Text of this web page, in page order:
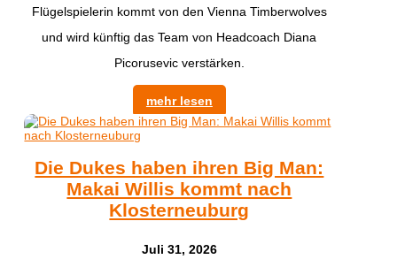
Flügelspielerin kommt von den Vienna Timberwolves
und wird künftig das Team von Headcoach Diana
Picorusevic verstärken.
mehr lesen
Die Dukes haben ihren Big Man:
Makai Willis kommt nach
Klosterneuburg
Juli 31, 2026